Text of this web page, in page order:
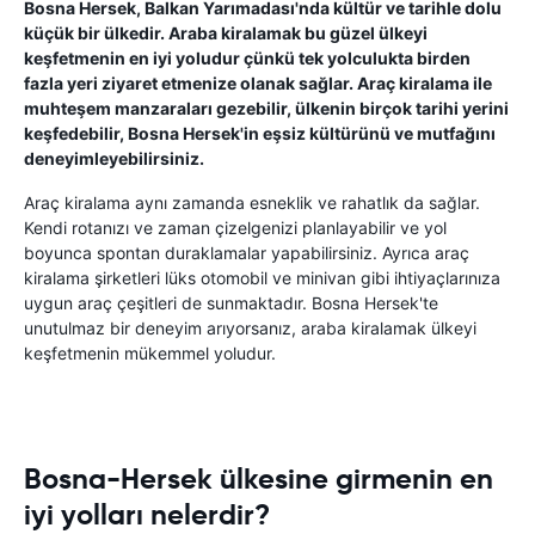
Bosna Hersek, Balkan Yarımadası'nda kültür ve tarihle dolu
küçük bir ülkedir. Araba kiralamak bu güzel ülkeyi
keşfetmenin en iyi yoludur çünkü tek yolculukta birden
fazla yeri ziyaret etmenize olanak sağlar. Araç kiralama ile
muhteşem manzaraları gezebilir, ülkenin birçok tarihi yerini
keşfedebilir, Bosna Hersek'in eşsiz kültürünü ve mutfağını
deneyimleyebilirsiniz.
Araç kiralama aynı zamanda esneklik ve rahatlık da sağlar.
Kendi rotanızı ve zaman çizelgenizi planlayabilir ve yol
boyunca spontan duraklamalar yapabilirsiniz. Ayrıca araç
kiralama şirketleri lüks otomobil ve minivan gibi ihtiyaçlarınıza
uygun araç çeşitleri de sunmaktadır. Bosna Hersek'te
unutulmaz bir deneyim arıyorsanız, araba kiralamak ülkeyi
keşfetmenin mükemmel yoludur.
Bosna-Hersek ülkesine girmenin en
iyi yolları nelerdir?